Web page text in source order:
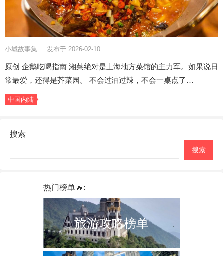
小城故事集 发布于 2026-02-10
原创 企鹅吃喝指南 湘菜绝对是上海地方菜馆的主力军。如果说日
常最爱，还得是芥菜园。 不会过油过辣，不会一桌点了…
中国内陆
搜索
搜索
热门榜单🔥:
旅游攻略榜单